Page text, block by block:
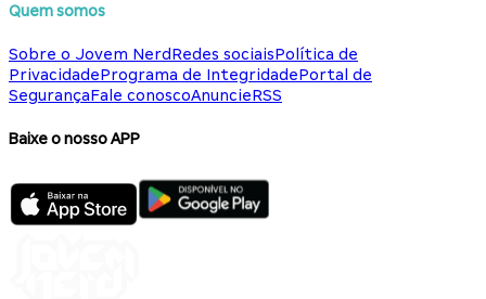
Quem somos
Sobre o Jovem NerdRedes sociaisPolítica de
PrivacidadePrograma de IntegridadePortal de
SegurançaFale conoscoAnuncieRSS
Baixe o nosso APP